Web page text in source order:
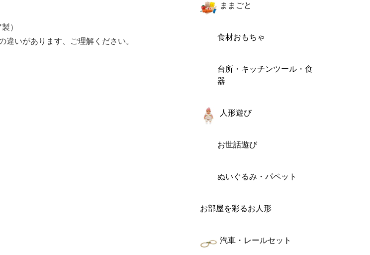
）
違いがあります、ご理解ください。
ままごと
食材おもちゃ
台所・キッチンツール・食
器
人形遊び
お世話遊び
ぬいぐるみ・パペット
お部屋を彩るお人形
汽車・レールセット